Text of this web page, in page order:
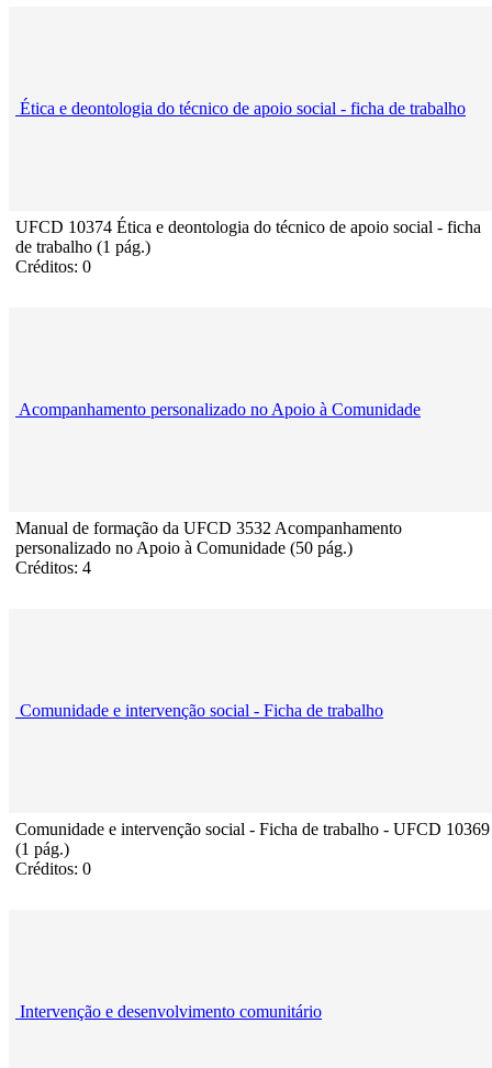
Ética e deontologia do técnico de apoio social - ficha de trabalho
UFCD 10374 Ética e deontologia do técnico de apoio social - ficha
de trabalho (1 pág.)
Créditos: 0
Acompanhamento personalizado no Apoio à Comunidade
Manual de formação da UFCD 3532 Acompanhamento
personalizado no Apoio à Comunidade (50 pág.)
Créditos: 4
Comunidade e intervenção social - Ficha de trabalho
Comunidade e intervenção social - Ficha de trabalho - UFCD 10369
(1 pág.)
Créditos: 0
Intervenção e desenvolvimento comunitário